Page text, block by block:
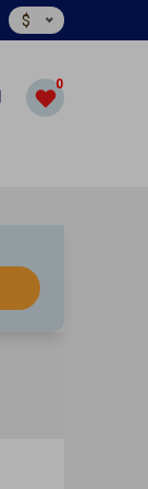
$
0